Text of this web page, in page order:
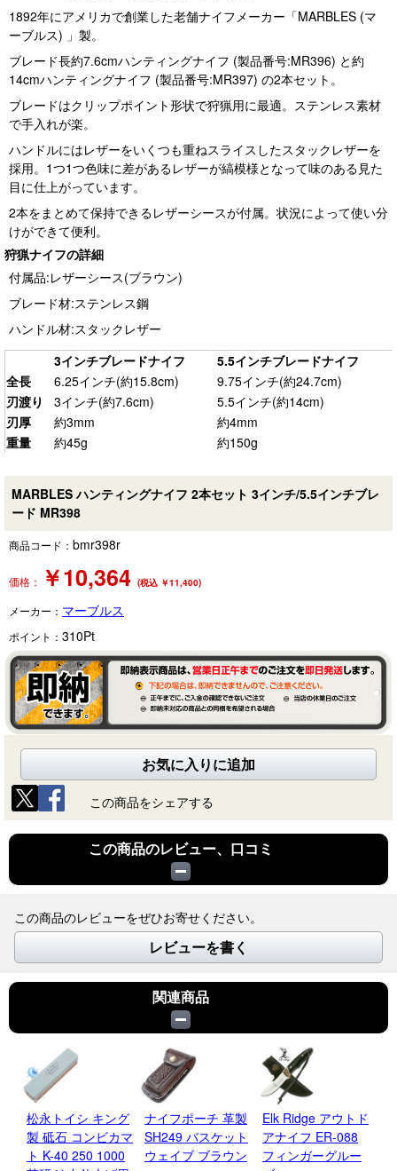
1892年にアメリカで創業した老舗ナイフメーカー「MARBLES (マ
ーブルス) 」製。
ブレード長約7.6cmハンティングナイフ (製品番号:MR396) と約
14cmハンティングナイフ (製品番号:MR397) の2本セット。
ブレードはクリップポイント形状で狩猟用に最適。ステンレス素材
で手入れが楽。
ハンドルにはレザーをいくつも重ねスライスしたスタックレザーを
採用。1つ1つ色味に差があるレザーが縞模様となって味のある見た
目に仕上がっています。
2本をまとめて保持できるレザーシースが付属。状況によって使い分
けができて便利。
狩猟ナイフの詳細
付属品:レザーシース(ブラウン)
ブレード材:ステンレス鋼
ハンドル材:スタックレザー
3インチブレードナイフ
5.5インチブレードナイフ
全長
6.25インチ(約15.8cm)
9.75インチ(約24.7cm)
刃渡り
3インチ(約7.6cm)
5.5インチ(約14cm)
刃厚
約3mm
約4mm
重量
約45g 約150g
MARBLES ハンティングナイフ 2本セット 3インチ/5.5インチブレ
ード MR398
商品コード： bmr398r
価格： ￥10,364 (税込 ￥11,400)
メーカー： マーブルス
ポイント： 310Pt
お気に入りに追加
この商品をシェアする
この商品のレビュー、口コミ
この商品のレビューをぜひお寄せください。
レビューを書く
関連商品
松永トイシ キング
製 砥石 コンビカマ
ト K-40 250 1000
ナイフポーチ 革製
SH249 バスケット
ウェイブ ブラウン
Elk Ridge アウトド
アナイフ ER-088
フィンガーグルー